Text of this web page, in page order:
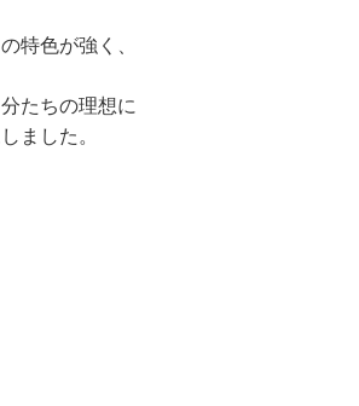
特色が強く、
たちの理想に
ました。